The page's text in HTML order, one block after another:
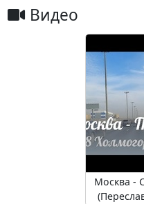
Видео
Москва -